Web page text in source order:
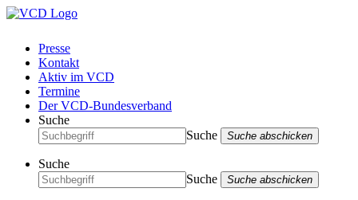
Presse
Kontakt
Aktiv im VCD
Termine
Der VCD-Bundesverband
Suche
Suche
Suche abschicken
Suche
Suche
Suche abschicken